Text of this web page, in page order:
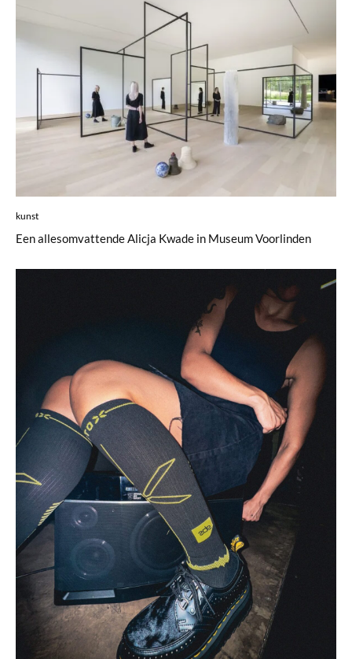
kunst
Een allesomvattende Alicja Kwade in Museum Voorlinden